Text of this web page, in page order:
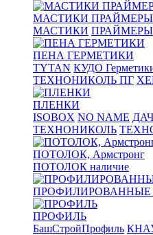
МАСТИКИ ПРАЙМЕРЫ
МАСТИКИ ПРАЙМЕРЫ
ПЕНА ГЕРМЕТИКИ
TYTAN КУДО
ТЕХНОНИКОЛЬ ПГ
ПЛЕНКИ
ISOBOX NO NAME
ТЕХНОНИКОЛЬ
ПОТОЛОК, Армстронг
ПОТОЛОК наличие
ПРОФИЛЬ
БашСтройПрофиль